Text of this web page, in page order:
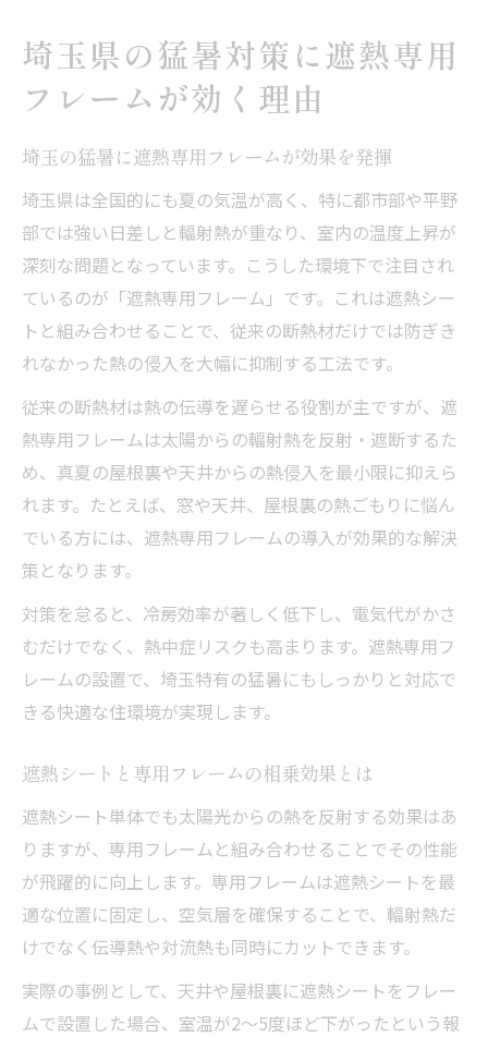
遮熱シートとフレームで天井輻射熱を防ぐ方法
天井遮熱シートとフレームの最適な組み合
輻射熱対策は遮熱シート不燃性にも注目
遮熱施工業者が教える天井の熱対策の要点
体育館や倉庫の天井に遮熱が必要な理由
遮熱シートデメリットと上手な活用法
屋根裏の遮熱で室内温度を下げるポイント
屋根裏遮熱シートの効果を最大化する方法
遮熱専用フレームで屋根裏の熱を封じ込め
遮熱シート 施工業者の選定で重視すべき点
屋根裏の遮熱と省エネ性の関係を解説
遮熱材メーカーの比較チェックポイント
埼玉で遮熱施工を成功させる具体的な手順
遮熱シート施工前の現地調査の重要性
遮熱専用フレーム選びと施工準備の流れ
遮熱シート 体育館・工場への導入注意点
遮熱施工業者と進めるスムーズな工程
遮熱シート不燃性の確認ポイント解説
遮熱シートとフレームの主なメリットとは
遮熱シートデメリットも導入前に要チェッ
ク
遮熱メーカーごとの特徴と選び方ポイント
遮熱施工業者に聞くリスクと回避策
遮熱導入で得られる省エネと快適性の効果
埼玉県の猛暑対策に遮熱専用
フレームが効く理由
埼玉の猛暑に遮熱専用フレームが効果を発揮
埼玉県は全国的にも夏の気温が高く、特に都市部や平野
部では強い日差しと輻射熱が重なり、室内の温度上昇が
深刻な問題となっています。こうした環境下で注目され
ているのが「遮熱専用フレーム」です。これは遮熱シー
トと組み合わせることで、従来の断熱材だけでは防ぎき
れなかった熱の侵入を大幅に抑制する工法です。
従来の断熱材は熱の伝導を遅らせる役割が主ですが、遮
熱専用フレームは太陽からの輻射熱を反射・遮断するた
め、真夏の屋根裏や天井からの熱侵入を最小限に抑えら
れます。たとえば、窓や天井、屋根裏の熱ごもりに悩ん
でいる方には、遮熱専用フレームの導入が効果的な解決
策となります。
対策を怠ると、冷房効率が著しく低下し、電気代がかさ
むだけでなく、熱中症リスクも高まります。遮熱専用フ
レームの設置で、埼玉特有の猛暑にもしっかりと対応で
きる快適な住環境が実現します。
遮熱シートと専用フレームの相乗効果とは
遮熱シート単体でも太陽光からの熱を反射する効果はあ
りますが、専用フレームと組み合わせることでその性能
が飛躍的に向上します。専用フレームは遮熱シートを最
適な位置に固定し、空気層を確保することで、輻射熱だ
けでなく伝導熱や対流熱も同時にカットできます。
実際の事例として、天井や屋根裏に遮熱シートをフレー
ムで設置した場合、室温が2～5度ほど下がったという報